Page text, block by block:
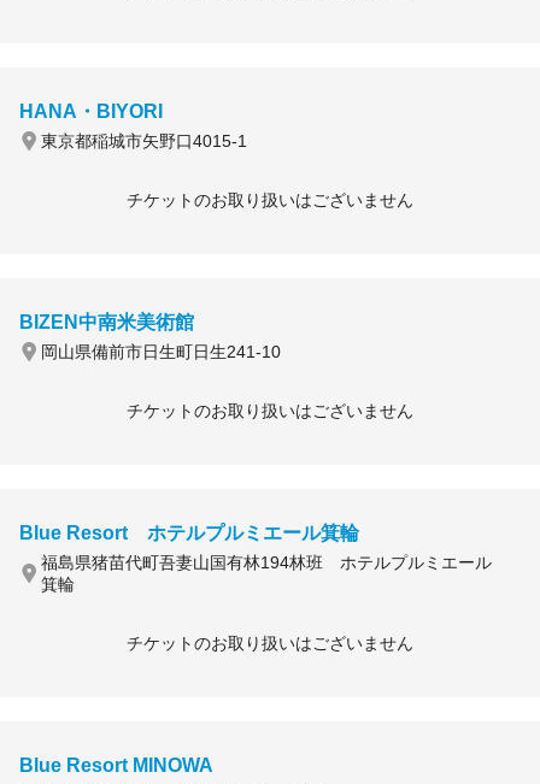
HANA・BIYORI
東京都稲城市矢野口4015-1
チケットのお取り扱いはございません
BIZEN中南米美術館
岡山県備前市日生町日生241-10
チケットのお取り扱いはございません
Blue Resort ホテルプルミエール箕輪
福島県猪苗代町吾妻山国有林194林班 ホテルプルミエール
箕輪
チケットのお取り扱いはございません
Blue Resort MINOWA